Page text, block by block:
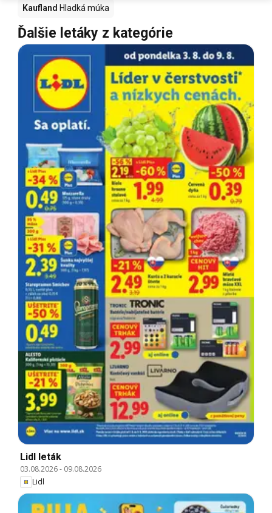
Kaufland Hladká múka
Ďalšie letáky z kategórie
Lidl leták
03.08.2026- 09.08.2026
Lidl